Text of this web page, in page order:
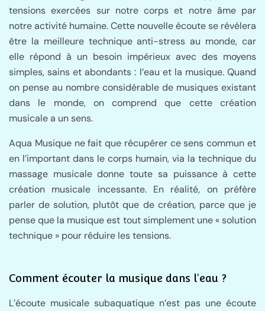
tensions exercées sur notre corps et notre âme par
notre activité humaine. Cette nouvelle écoute se révélera
être la meilleure technique anti-stress au monde, car
elle répond à un besoin impérieux avec des moyens
simples, sains et abondants : l’eau et la musique. Quand
on pense au nombre considérable de musiques existant
dans le monde, on comprend que cette création
musicale a un sens.
Aqua Musique ne fait que récupérer ce sens commun et
en l’important dans le corps humain, via la technique du
massage musicale donne toute sa puissance à cette
création musicale incessante. En réalité, on préfère
parler de solution, plutôt que de création, parce que je
pense que la musique est tout simplement une « solution
technique » pour réduire les tensions.
Comment écouter la musique dans l'eau ?
L’écoute musicale subaquatique n’est pas une écoute